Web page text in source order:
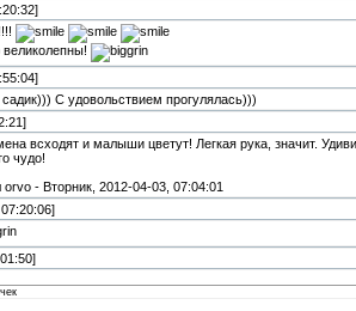
великолепны!
садик))) С удовольствием прогулялась)))
всходят и малыши цветут! Легкая рука, значит.
чудо!
orvo - Вторник, 2012-04-03, 07:04:01